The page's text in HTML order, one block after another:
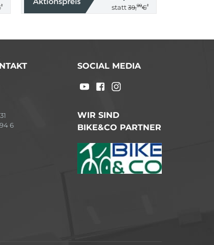
* statt 39,99€*
6
SOCIAL MEDIA
WIR SIND
BIKE&CO PARTNER